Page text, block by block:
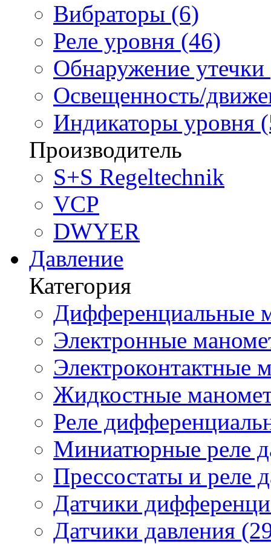
Вибраторы (6)
Реле уровня (46)
Обнаружение утечки
Освещенность/
Индикаторы уровня
Производитель
S+S Regeltechnik
VCP
DWYER
Давление
Категория
Дифференциальные
Электронные
Электроконтактные
Жидкостные
Реле
Миниатюрные реле
Прессостаты и реле
Датчики
Датчики давления